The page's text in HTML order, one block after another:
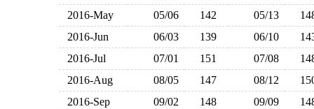
2016-May
05/06 142 05/13
2016-Jun
06/03 139 06/10
2016-Jul
07/01 151 07/08
2016-Aug
08/05 147 08/12
2016-Sep
09/02 148 09/09